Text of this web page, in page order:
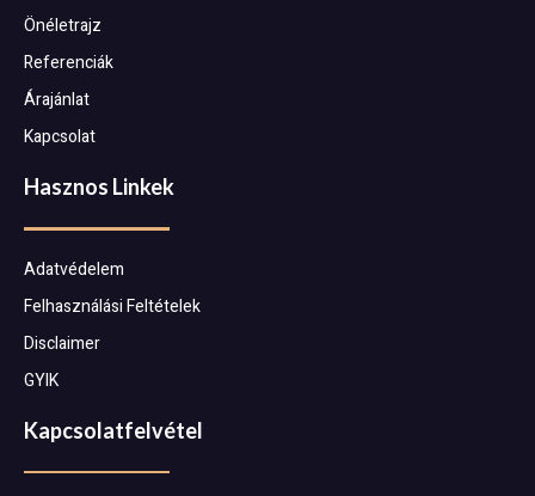
Önéletrajz
Referenciák
Árajánlat
Kapcsolat
Hasznos Linkek
Adatvédelem
Felhasználási Feltételek
Disclaimer
GYIK
Kapcsolatfelvétel